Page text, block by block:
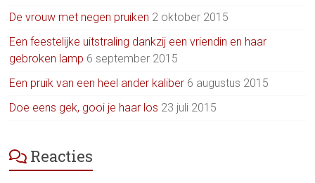
De vrouw met negen pruiken 2 oktober 2015
Een feestelijke uitstraling dankzij een vriendin en haar
gebroken lamp 6 september 2015
Een pruik van een heel ander kaliber 6 augustus 2015
Doe eens gek, gooi je haar los 23 juli 2015
Reacties